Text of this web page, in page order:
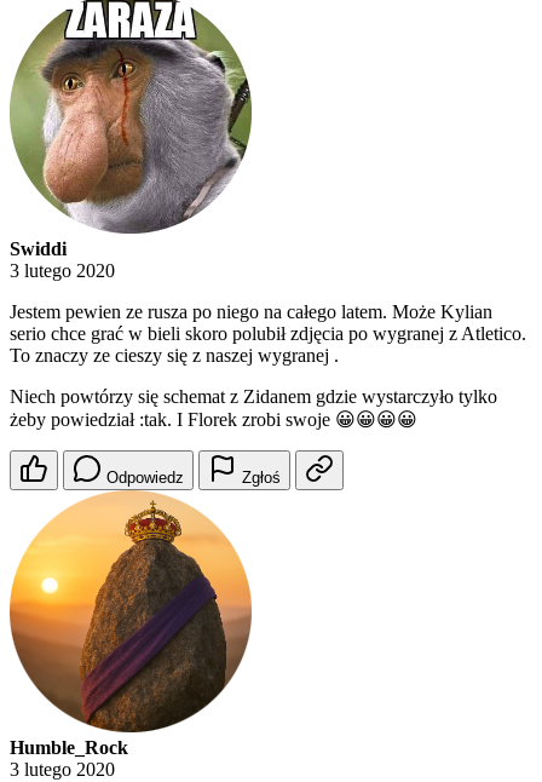
Swiddi
3 lutego 2020
Jestem pewien ze rusza po niego na całego latem. Może Kylian
serio chce grać w bieli skoro polubił zdjęcia po wygranej z Atletico.
To znaczy ze cieszy się z naszej wygranej .
Niech powtórzy się schemat z Zidanem gdzie wystarczyło tylko
żeby powiedział :tak. I Florek zrobi swoje 😀😀😀😀
Odpowiedz Zgłoś
Humble_Rock
3 lutego 2020